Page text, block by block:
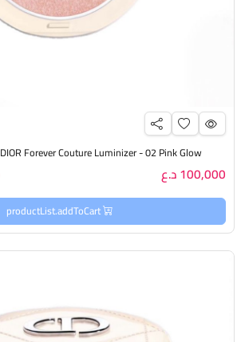
DIOR Forever Couture Luminizer - 02 Pink Glow ديور هايلايتر للوجه
100,000 د.ع
productList.addToCart